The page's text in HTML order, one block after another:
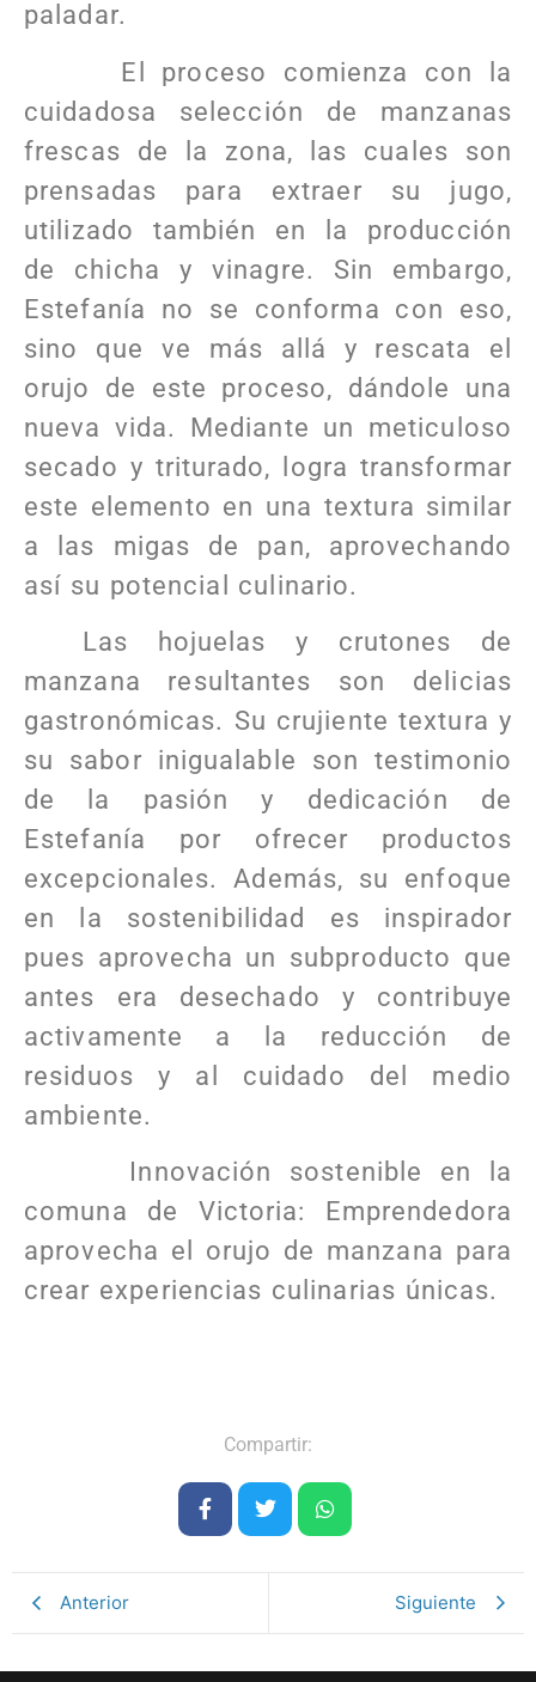
paladar.
El proceso comienza con la
cuidadosa selección de manzanas
frescas de la zona, las cuales son
prensadas para extraer su jugo,
utilizado también en la producción
de chicha y vinagre. Sin embargo,
Estefanía no se conforma con eso,
sino que ve más allá y rescata el
orujo de este proceso, dándole una
nueva vida. Mediante un meticuloso
secado y triturado, logra transformar
este elemento en una textura similar
a las migas de pan, aprovechando
así su potencial culinario.
Las hojuelas y crutones de
manzana resultantes son delicias
gastronómicas. Su crujiente textura y
su sabor inigualable son testimonio
de la pasión y dedicación de
Estefanía por ofrecer productos
excepcionales. Además, su enfoque
en la sostenibilidad es inspirador
pues aprovecha un subproducto que
antes era desechado y contribuye
activamente a la reducción de
residuos y al cuidado del medio
ambiente.
Innovación sostenible en la
comuna de Victoria: Emprendedora
aprovecha el orujo de manzana para
crear experiencias culinarias únicas.
Compartir:
Anterior Siguiente